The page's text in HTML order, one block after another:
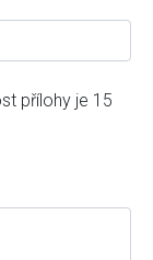
přílohy je 15